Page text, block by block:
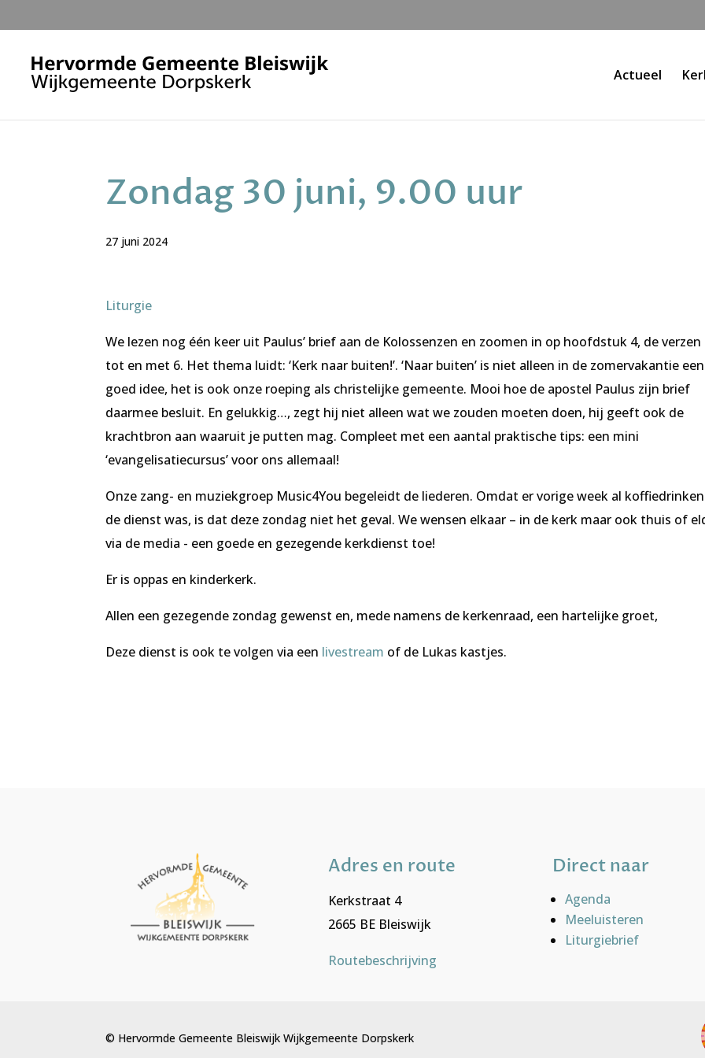
Actueel
Zondag 30 juni, 9.00 uur
27 juni 2024
Liturgie
We lezen nog één keer uit Paulus’ brief aan de Kolossenzen en zoomen in op hoofdstuk 4, de verzen
tot en met 6. Het thema luidt: ‘Kerk naar buiten!’. ‘Naar buiten’ is niet alleen in de zomervakantie een
goed idee, het is ook onze roeping als christelijke gemeente. Mooi hoe de apostel Paulus zijn brief
daarmee besluit. En gelukkig…, zegt hij niet alleen wat we zouden moeten doen, hij geeft ook de
krachtbron aan waaruit je putten mag. Compleet met een aantal praktische tips: een mini
‘evangelisatiecursus’ voor ons allemaal!
Onze zang- en muziekgroep Music4You begeleidt de liederen. Omdat er vorige week al
de dienst was, is dat deze zondag niet het geval. We wensen elkaar – in de kerk maar ook thuis of
via de media - een goede en gezegende kerkdienst toe!
Er is oppas en kinderkerk.
Allen een gezegende zondag gewenst en, mede namens de kerkenraad, een hartelijke groet,
Deze dienst is ook te volgen via een livestream of de Lukas kastjes.
Adres en route
Kerkstraat 4
2665 BE Bleiswijk
Routebeschrijving
Direct naar
Agenda
Meeluisteren
Liturgiebrief
© Hervormde Gemeente Bleiswijk Wijkgemeente Dorpskerk